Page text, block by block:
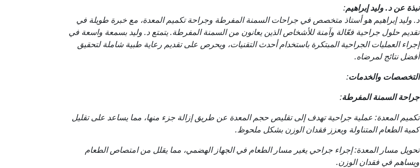
نبذة عن د. وليد إبراهيم:
د. وليد إبراهيم هو أستاذ متخصص في جراحات السمنة المفرطة وجراحة تكميم المعدة، مع خبرة طويلة في
تقديم حلول جراحية فعّالة وآمنة للأشخاص الذين يعانون من السمنة المفرطة. يتمتع د. وليد بسمعة واسعة في
إجراء العمليات الجراحية المبتكرة باستخدام أحدث التقنيات، ويحرص على تقديم رعاية طبية شاملة لتحقيق
أفضل نتائج لمرضاه.
التخصصات والخدمات:
جراحة السمنة المفرطة:
تكميم المعدة: عملية جراحية تهدف إلى تقليص حجم المعدة عن طريق إزالة جزء منها، مما يساعد على تقليل
كمية الطعام المتناولة ويعزز فقدان الوزن بشكل ملحوظ.
تحويل مسار المعدة: إجراء جراحي يغير مسار الطعام في الجهاز الهضمي، مما يقلل من امتصاص الطعام
ويساهم في فقدان الوزن.